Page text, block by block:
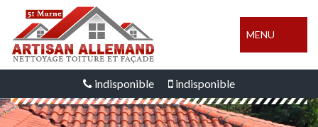
MENU
indisponible indisponible